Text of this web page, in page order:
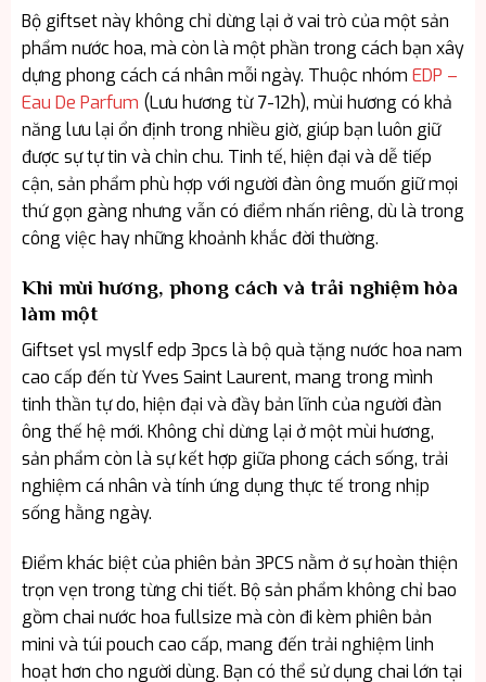
Bộ giftset này không chỉ dừng lại ở vai trò của một sản
phẩm nước hoa, mà còn là một phần trong cách bạn xây
dựng phong cách cá nhân mỗi ngày. Thuộc nhóm EDP –
Eau De Parfum (Lưu hương từ 7-12h), mùi hương có khả
năng lưu lại ổn định trong nhiều giờ, giúp bạn luôn giữ
được sự tự tin và chỉn chu. Tinh tế, hiện đại và dễ tiếp
cận, sản phẩm phù hợp với người đàn ông muốn giữ mọi
thứ gọn gàng nhưng vẫn có điểm nhấn riêng, dù là trong
công việc hay những khoảnh khắc đời thường.
Khi mùi hương, phong cách và trải nghiệm hòa
làm một
Giftset ysl myslf edp 3pcs là bộ quà tặng nước hoa nam
cao cấp đến từ Yves Saint Laurent, mang trong mình
tinh thần tự do, hiện đại và đầy bản lĩnh của người đàn
ông thế hệ mới. Không chỉ dừng lại ở một mùi hương,
sản phẩm còn là sự kết hợp giữa phong cách sống, trải
nghiệm cá nhân và tính ứng dụng thực tế trong nhịp
sống hằng ngày.
Điểm khác biệt của phiên bản 3PCS nằm ở sự hoàn thiện
trọn vẹn trong từng chi tiết. Bộ sản phẩm không chỉ bao
gồm chai nước hoa fullsize mà còn đi kèm phiên bản
mini và túi pouch cao cấp, mang đến trải nghiệm linh
hoạt hơn cho người dùng. Bạn có thể sử dụng chai lớn tại